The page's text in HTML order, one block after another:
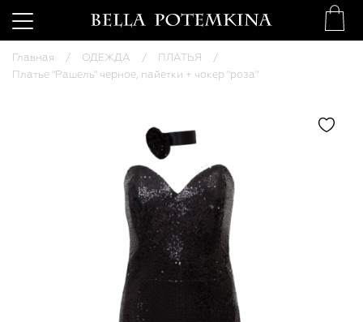
Главная ОДЕЖДА
ПЛАТЬЯ
Платье "Рашель" черное, пайетки + чокер "роза"